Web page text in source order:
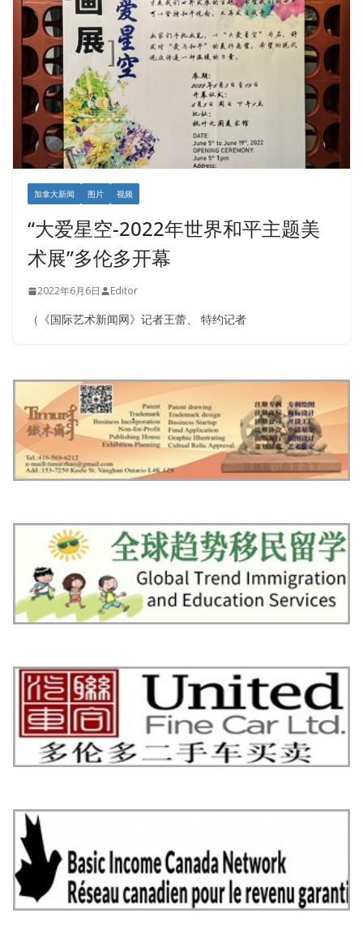
加拿大新闻 图片 视频
“大爱星空-2022年世界和平主题美
术展”多伦多开幕
2022年6月6日 Editor
（《国际艺术新闻网》记者王蕾、 特约记者